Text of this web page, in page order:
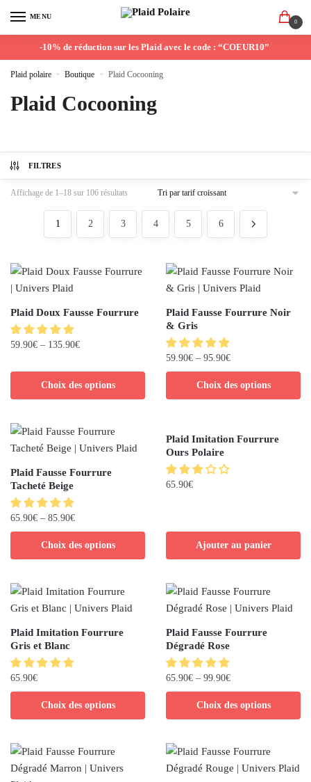
MENU
0
-10% de réduction sur les Plaid avec le code : “COEUR10”
Plaid polaire » Boutique » Plaid Cocooning
Plaid Cocooning
FILTRES
Affichage de 1–18 sur 106 résultats
1 2 3 4 5 6
Plaid Doux Fausse Fourrure
59.90€ – 135.90€
Choix des options
Plaid Fausse Fourrure Noir
& Gris
59.90€ – 95.90€
Choix des options
Plaid Fausse Fourrure
Tacheté Beige
65.90€ – 85.90€
Choix des options
Plaid Imitation Fourrure
Ours Polaire
65.90€
Ajouter au panier
Plaid Imitation Fourrure
Gris et Blanc
65.90€
Choix des options
Plaid Fausse Fourrure
Dégradé Rose
65.90€ – 99.90€
Choix des options